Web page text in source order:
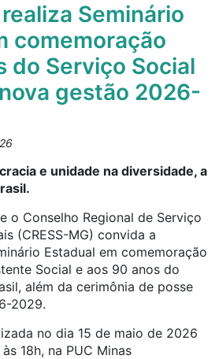
Seminário
comemoração
do Serviço Social
gestão 2026-
e unidade na diversidade, a
o Conselho Regional de Serviço
(CRESS-MG) convida a
Estadual em comemoração
Social e aos 90 anos do
além da cerimônia de posse
2029.
no dia 15 de maio de 2026
18h, na PUC Minas